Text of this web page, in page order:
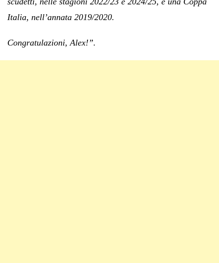
Italia, nell’annata 2019/2020.
Congratulazioni, Alex!”.